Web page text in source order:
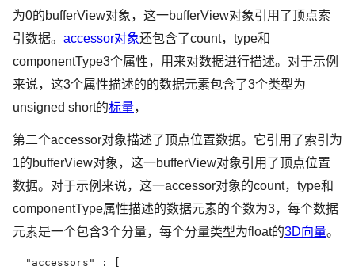
为0的bufferView对象，这一bufferView对象引用了顶点索
引数据。 accessor对象还包含了count，type和
componentType3个属性，用来对数据进行描述。对于示例
来说，这3个属性描述的的数据元素包含了3个类型为
unsigned short的标量，
第二个accessor对象描述了顶点位置数据。它引用了索引为
1的bufferView对象，这一bufferView对象引用了顶点位置
数据。对于示例来说，这一accessor对象的count，type和
componentType属性描述的数据元素的个数为3，每个数据
元素是一个包含3个分量，每个分量类型为float的3D向量。
  "accessors" : [